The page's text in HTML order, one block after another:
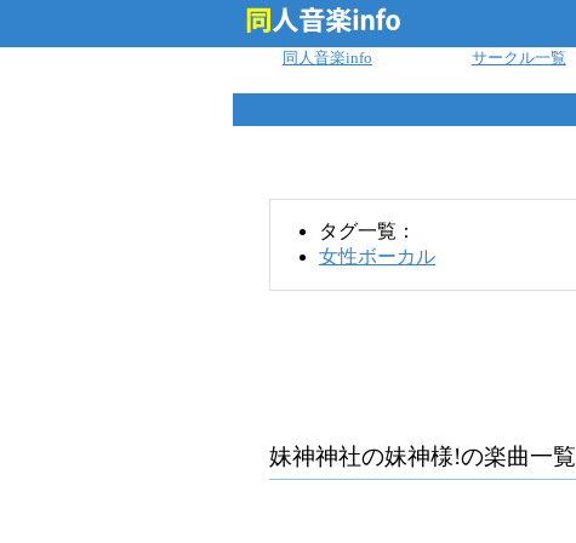
同人音楽info サークル一覧
タグ一覧：
女性ボーカル
妹神神社の妹神様!の楽曲一覧